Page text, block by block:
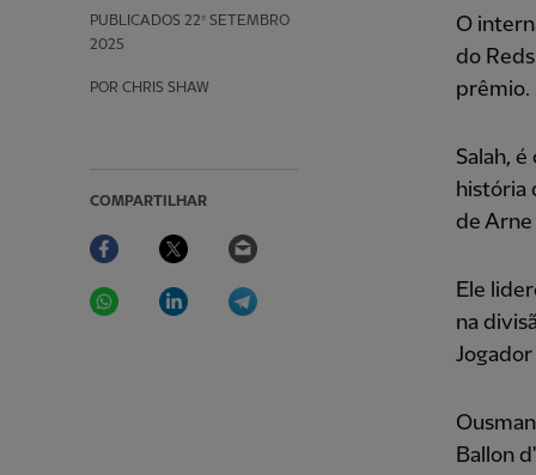
PUBLICADOS 22º SETEMBRO
2025
POR CHRIS SHAW
COMPARTILHAR
Facebook Twitter
WhatsAppLinkedIn
O
do
prêmio.
Salah,
história
de Arne
Ele
na
Jogador
Ballon